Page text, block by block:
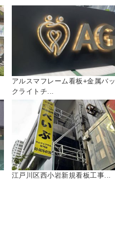
アルスマフレーム看板+金属バッ
クライトチ...
江戸川区西小岩新規看板工事...